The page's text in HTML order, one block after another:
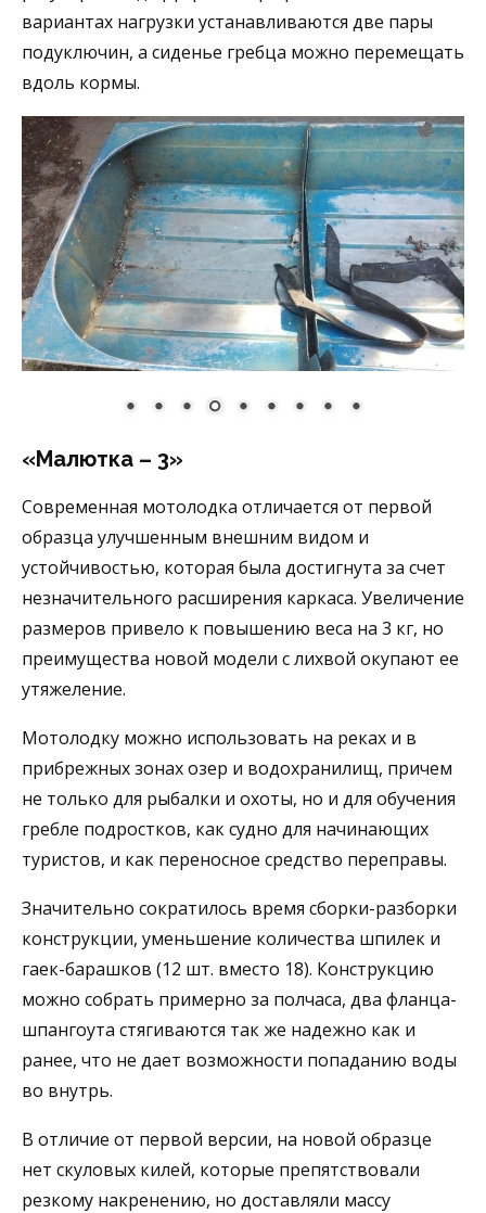
вариантах нагрузки устанавливаются две пары
подуключин, а сиденье гребца можно перемещать
вдоль кормы.
«Малютка – 3»
Современная мотолодка отличается от первой
образца улучшенным внешним видом и
устойчивостью, которая была достигнута за счет
незначительного расширения каркаса. Увеличение
размеров привело к повышению веса на 3 кг, но
преимущества новой модели с лихвой окупают ее
утяжеление.
Мотолодку можно использовать на реках и в
прибрежных зонах озер и водохранилищ, причем
не только для рыбалки и охоты, но и для обучения
гребле подростков, как судно для начинающих
туристов, и как переносное средство переправы.
Значительно сократилось время сборки-разборки
конструкции, уменьшение количества шпилек и
гаек-барашков (12 шт. вместо 18). Конструкцию
можно собрать примерно за полчаса, два фланца-
шпангоута стягиваются так же надежно как и
ранее, что не дает возможности попаданию воды
во внутрь.
В отличие от первой версии, на новой образце
нет скуловых килей, которые препятствовали
резкому накренению, но доставляли массу